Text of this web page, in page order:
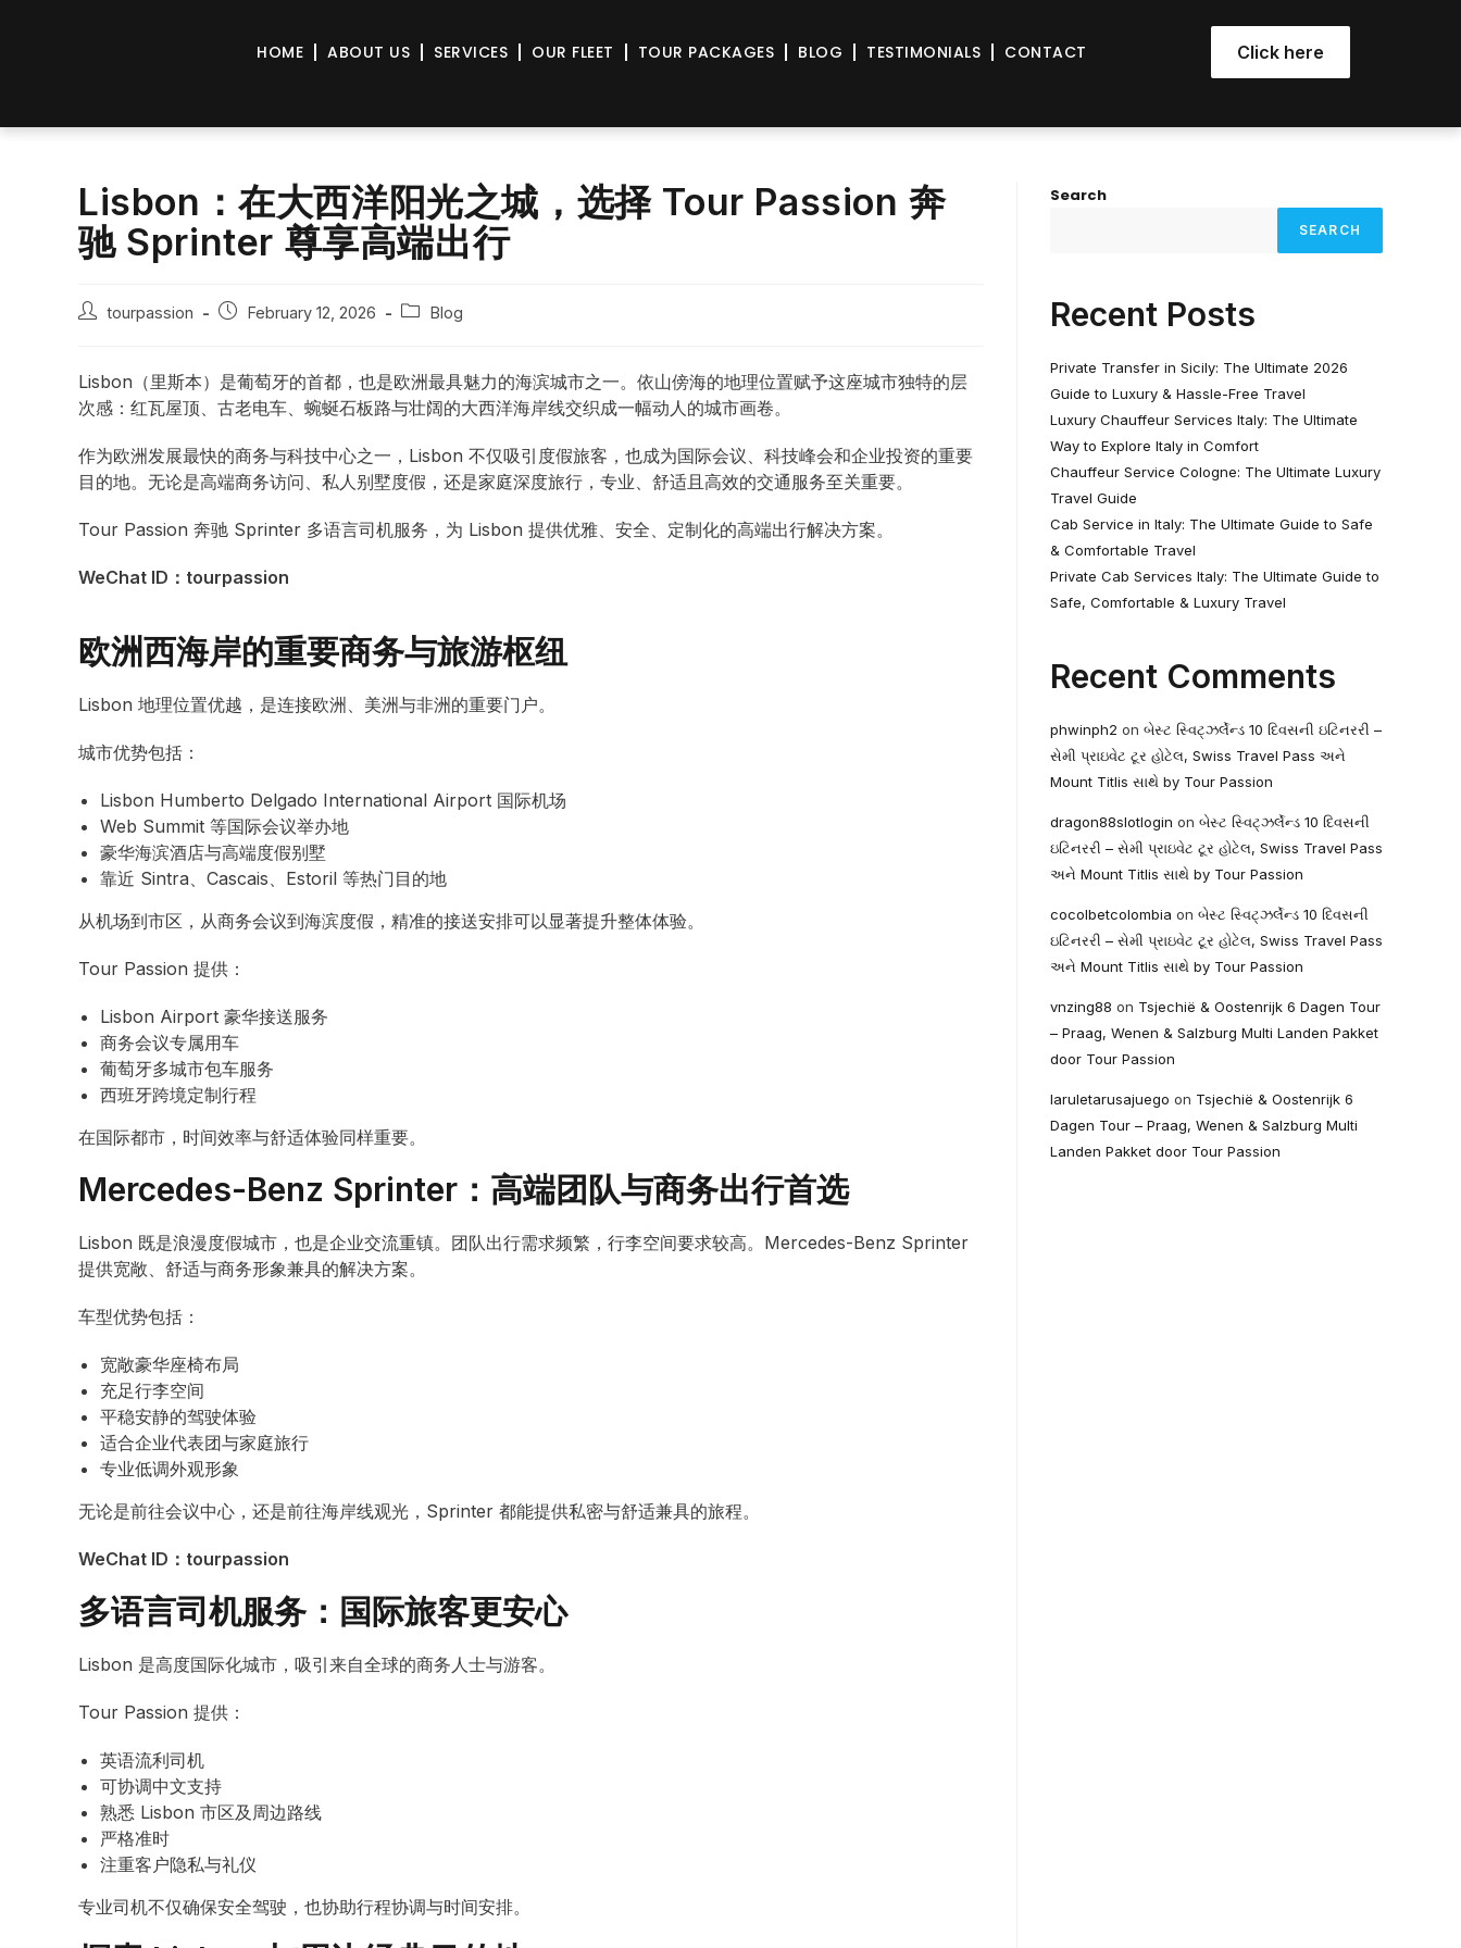
HOME ABOUT US SERVICES OUR FLEET TOUR PACKAGES BLOG TESTIMONIALS CONTACT Click here
Lisbon：在大西洋阳光之城，选择 Tour Passion 奔
驰 Sprinter 尊享高端出行
tourpassion February 12, 2026 Blog
Lisbon（里斯本）是葡萄牙的首都，也是欧洲最具魅力的海滨城市之一。依山傍海的地理位置赋予这座城市独特的层
次感：红瓦屋顶、古老电车、蜿蜒石板路与壮阔的大西洋海岸线交织成一幅动人的城市画卷。
作为欧洲发展最快的商务与科技中心之一，Lisbon 不仅吸引度假旅客，也成为国际会议、科技峰会和企业投资的重要
目的地。无论是高端商务访问、私人别墅度假，还是家庭深度旅行，专业、舒适且高效的交通服务至关重要。
Tour Passion 奔驰 Sprinter 多语言司机服务，为 Lisbon 提供优雅、安全、定制化的高端出行解决方案。
WeChat ID：tourpassion
欧洲西海岸的重要商务与旅游枢纽
Lisbon 地理位置优越，是连接欧洲、美洲与非洲的重要门户。
城市优势包括：
Lisbon Humberto Delgado International Airport 国际机场
Web Summit 等国际会议举办地
豪华海滨酒店与高端度假别墅
靠近 Sintra、Cascais、Estoril 等热门目的地
从机场到市区，从商务会议到海滨度假，精准的接送安排可以显著提升整体体验。
Tour Passion 提供：
Lisbon Airport 豪华接送服务
商务会议专属用车
葡萄牙多城市包车服务
西班牙跨境定制行程
在国际都市，时间效率与舒适体验同样重要。
Mercedes-Benz Sprinter：高端团队与商务出行首选
Lisbon 既是浪漫度假城市，也是企业交流重镇。团队出行需求频繁，行李空间要求较高。Mercedes-Benz Sprinter
提供宽敞、舒适与商务形象兼具的解决方案。
车型优势包括：
宽敞豪华座椅布局
充足行李空间
平稳安静的驾驶体验
适合企业代表团与家庭旅行
专业低调外观形象
无论是前往会议中心，还是前往海岸线观光，Sprinter 都能提供私密与舒适兼具的旅程。
WeChat ID：tourpassion
多语言司机服务：国际旅客更安心
Lisbon 是高度国际化城市，吸引来自全球的商务人士与游客。
Tour Passion 提供：
英语流利司机
可协调中文支持
熟悉 Lisbon 市区及周边路线
严格准时
注重客户隐私与礼仪
专业司机不仅确保安全驾驶，也协助行程协调与时间安排。
Search
SEARCH
Recent Posts
Private Transfer in Sicily: The Ultimate 2026
Guide to Luxury & Hassle-Free Travel
Luxury Chauffeur Services Italy: The Ultimate
Way to Explore Italy in Comfort
Chauffeur Service Cologne: The Ultimate Luxury
Travel Guide
Cab Service in Italy: The Ultimate Guide to Safe
& Comfortable Travel
Private Cab Services Italy: The Ultimate Guide to
Safe, Comfortable & Luxury Travel
Recent Comments
phwinph2 on બેસ્ટ સ્વિટ્ઝર્લેન્ડ 10 દિવસની ઇટિનરરી –
સેમી પ્રાઇવેટ ટૂર હોટેલ, Swiss Travel Pass અને
Mount Titlis સાથે by Tour Passion
dragon88slotlogin on બેસ્ટ સ્વિટ્ઝર્લેન્ડ 10 દિવસની
ઇટિનરરી – સેમી પ્રાઇવેટ ટૂર હોટેલ, Swiss Travel Pass
અને Mount Titlis સાથે by Tour Passion
cocolbetcolombia on બેસ્ટ સ્વિટ્ઝર્લેન્ડ 10 દિવસની
ઇટિનરરી – સેમી પ્રાઇવેટ ટૂર હોટેલ, Swiss Travel Pass
અને Mount Titlis સાથે by Tour Passion
vnzing88 on Tsjechië & Oostenrijk 6 Dagen Tour
– Praag, Wenen & Salzburg Multi Landen Pakket
door Tour Passion
laruletarusajuego on Tsjechië & Oostenrijk 6
Dagen Tour – Praag, Wenen & Salzburg Multi
Landen Pakket door Tour Passion